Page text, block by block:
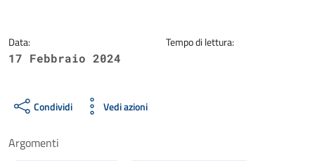
Data:
17 Febbraio 2024
Tempo di lettura:
Condividi Vedi azioni
Argomenti